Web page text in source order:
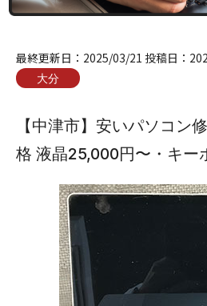
最終更新日： 2025/03/21 投稿日：
大分
【中津市】安いパソコン
格 液晶25,000円〜・キー